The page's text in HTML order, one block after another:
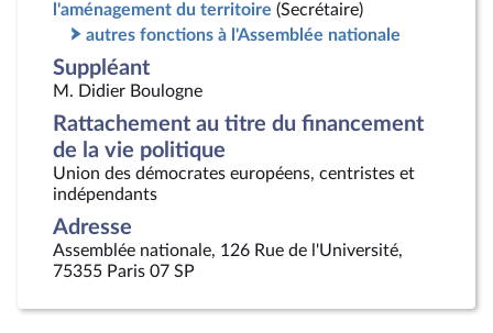
l'aménagement du territoire (Secrétaire)
autres fonctions à l'Assemblée nationale
Suppléant
M. Didier Boulogne
Rattachement au titre du financement
de la vie politique
Union des démocrates européens, centristes et
indépendants
Adresse
Assemblée nationale, 126 Rue de l'Université,
75355 Paris 07 SP